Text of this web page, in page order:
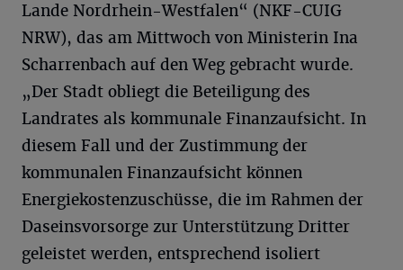
Lande Nordrhein-Westfalen“ (NKF-CUIG
NRW), das am Mittwoch von Ministerin Ina
Scharrenbach auf den Weg gebracht wurde.
„Der Stadt obliegt die Beteiligung des
Landrates als kommunale Finanzaufsicht. In
diesem Fall und der Zustimmung der
kommunalen Finanzaufsicht können
Energiekostenzuschüsse, die im Rahmen der
Daseinsvorsorge zur Unterstützung Dritter
geleistet werden, entsprechend isoliert